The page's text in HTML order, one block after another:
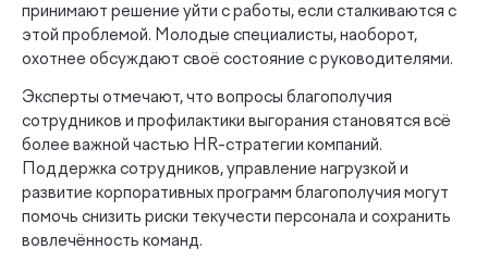
принимают решение уйти с работы, если сталкиваются с
этой проблемой. Молодые специалисты, наоборот,
охотнее обсуждают своё состояние с руководителями.
Эксперты отмечают, что вопросы благополучия
сотрудников и профилактики выгорания становятся всё
более важной частью HR-стратегии компаний.
Поддержка сотрудников, управление нагрузкой и
развитие корпоративных программ благополучия могут
помочь снизить риски текучести персонала и сохранить
вовлечённость команд.